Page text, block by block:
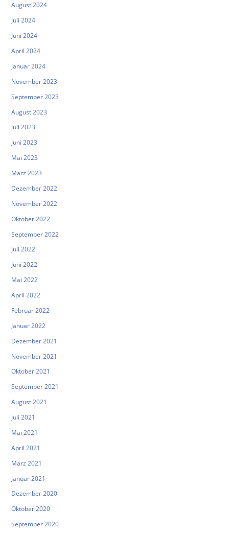
August 2024
Juli 2024
Juni 2024
April 2024
Januar 2024
November 2023
September 2023
August 2023
Juli 2023
Juni 2023
Mai 2023
März 2023
Dezember 2022
November 2022
Oktober 2022
September 2022
Juli 2022
Juni 2022
Mai 2022
April 2022
Februar 2022
Januar 2022
Dezember 2021
November 2021
Oktober 2021
September 2021
August 2021
Juli 2021
Mai 2021
April 2021
März 2021
Januar 2021
Dezember 2020
Oktober 2020
September 2020